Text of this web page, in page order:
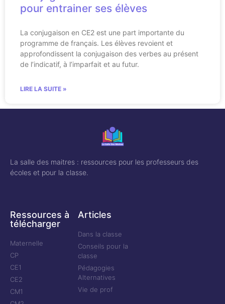
pour entrainer ses élèves
La conjugaison en CE2 est une part importante du
programme de français. Les élèves revoient et
approfondissent la conjugaison des verbes au présent
de l’indicatif, à l’imparfait et au futur.
LIRE LA SUITE »
La salle des maitres : ressources pour les professeurs des
écoles et pour la classe.
Ressources à
télécharger
Maternelle
CP
CE1
CE2
CM1
Articles
Dans la classe
Conseils pour la
classe
Pédagogies
Alternatives
Vie de prof